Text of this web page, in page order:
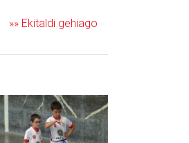
»» Ekitaldi gehiago